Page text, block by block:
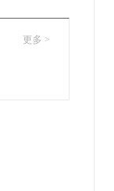
BYJWDZ-
更多 >